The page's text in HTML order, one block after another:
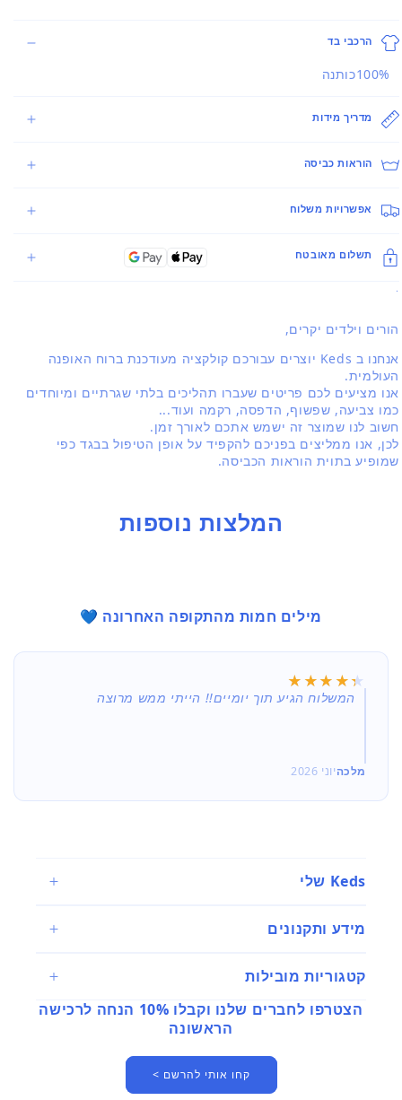
הרכבי בד
100%כותנה
מדריך מידות
הוראות כביסה
אפשרויות משלוח
תשלום מאובטח
.
הורים וילדים יקרים,
אנחנו ב Keds יוצרים עבורכם קולקציה מעודכנת ברוח האופנה
העולמית.
אנו מציעים לכם פריטים שעברו תהליכים בלתי שגרתיים ומיוחדים
כמו צביעה, שפשוף, הדפסה, רקמה ועוד...
חשוב לנו שמוצר זה ישמש אתכם לאורך זמן.
לכן, אנו ממליצים בפניכם להקפיד על אופן הטיפול בבגד כפי
שמופיע בתוית הוראות הכביסה.
המלצות נוספות
מילים חמות מהתקופה האחרונה 💙
★★★★★
★★★★★
המשלוח הגיע תוך יומיים!! הייתי ממש מרוצה
מלכהיוני 2026
Keds שלי
מידע ותקנונים
קטגוריות מובילות
הצטרפו לחברים שלנו וקבלו 10% הנחה לרכישה
הראשונה
קחו אותי להרשם >